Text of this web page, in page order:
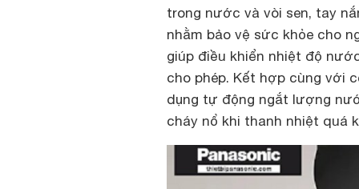
trong nước và vòi sen, tay
nhằm bảo vệ sức khỏe cho
giúp điều khiển nhiệt độ
cho phép. Kết hợp cùng với
dụng tự động ngắt lượng
cháy nổ khi thanh nhiệt quá